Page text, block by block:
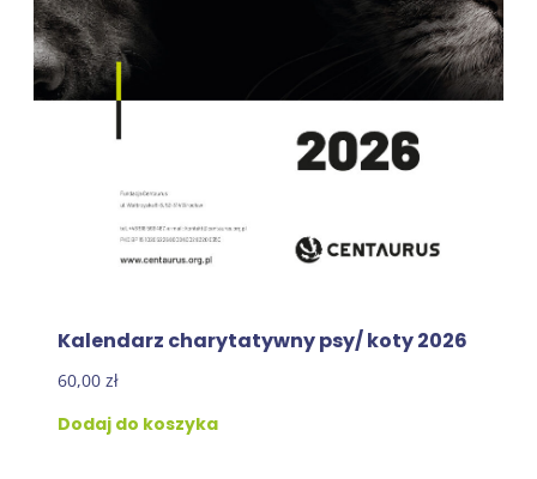
Kalendarz charytatywny psy/ koty 2026
60,00 zł
Dodaj do koszyka